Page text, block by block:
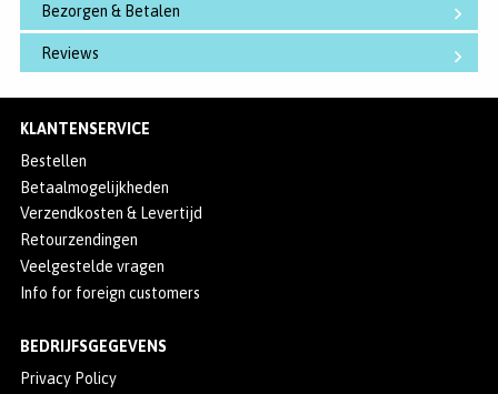
Bezorgen & Betalen
Reviews
KLANTENSERVICE
Bestellen
Betaalmogelijkheden
Verzendkosten & Levertijd
Retourzendingen
Veelgestelde vragen
Info for foreign customers
BEDRIJFSGEGEVENS
Privacy Policy